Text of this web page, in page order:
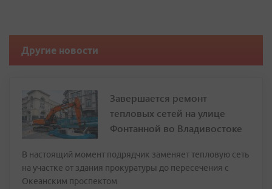
Другие новости
Завершается ремонт
тепловых сетей на улице
Фонтанной во Владивостоке
В настоящий момент подрядчик заменяет тепловую сеть
на участке от здания прокуратуры до пересечения с
Океанским проспектом